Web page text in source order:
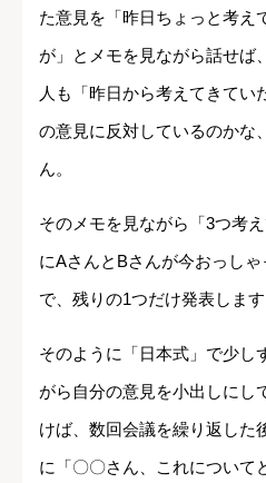
た意見を「昨日ちょっと考え
が」とメモを見ながら話せば
人も「昨日から考えてきてい
の意見に反対しているのかな
ん。
そのメモを見ながら「3つ考
にAさんとBさんが今おっし
で、残りの1つだけ発表しま
そのように「日本式」で少し
がら自分の意見を小出しにし
けば、数回会議を繰り返した
に「〇〇さん、これについて